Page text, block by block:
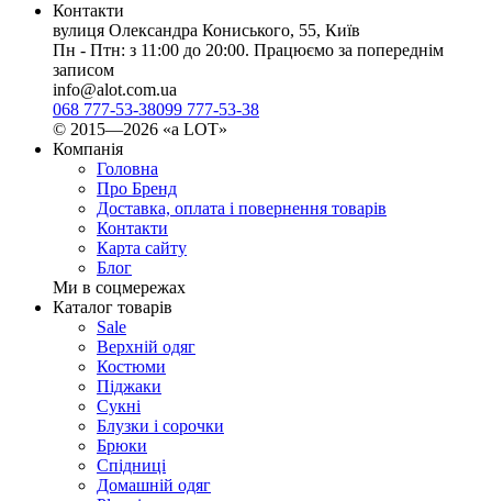
Контакти
вулиця Олександра Кониського, 55, Київ
Пн - Птн: з 11:00 до 20:00. Працюємо за попереднім
записом
info@alot.com.ua
068 777-53-38099 777-53-38
© 2015—2026 «а LOT»
Компанія
Головна
Про Бренд
Доставка, оплата і повернення товарів
Контакти
Карта сайту
Блог
Ми в соцмережах
Каталог товарів
Sale
Верхній одяг
Костюми
Піджаки
Сукні
Блузки і сорочки
Брюки
Спідниці
Домашній одяг